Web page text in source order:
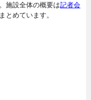
施設全体の概要は記者会
とめています。